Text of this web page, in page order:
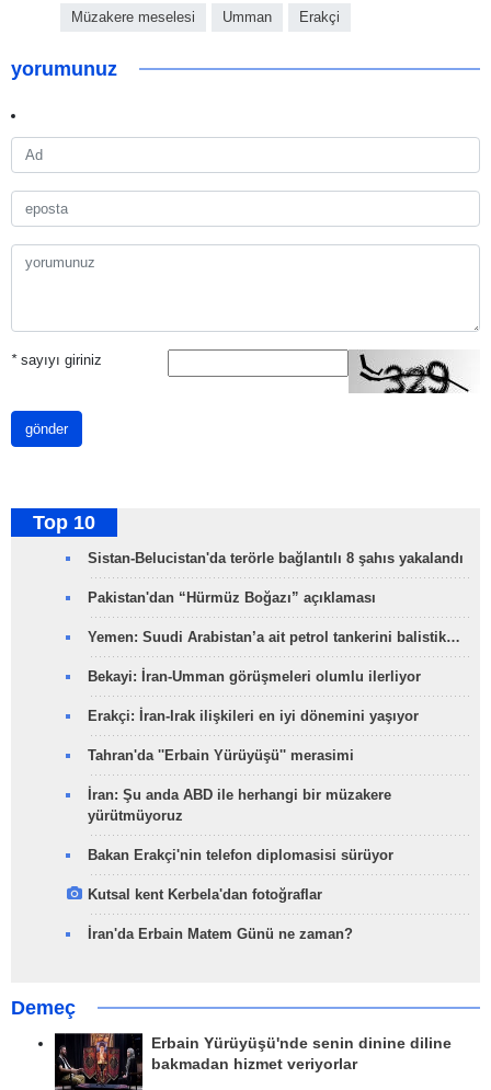
Müzakere meselesi Umman Erakçi
yorumunuz
*sayıyı giriniz
gönder
Top 10
Sistan-Belucistan'da terörle bağlantılı 8 şahıs yakalandı
Pakistan'dan “Hürmüz Boğazı” açıklaması
Yemen: Suudi Arabistan’a ait petrol tankerini balistik…
Bekayi: İran-Umman görüşmeleri olumlu ilerliyor
Erakçi: İran-Irak ilişkileri en iyi dönemini yaşıyor
Tahran'da ''Erbain Yürüyüşü'' merasimi
İran: Şu anda ABD ile herhangi bir müzakere
yürütmüyoruz
Bakan Erakçi'nin telefon diplomasisi sürüyor
Kutsal kent Kerbela'dan fotoğraflar
İran'da Erbain Matem Günü ne zaman?
Demeç
Erbain Yürüyüşü'nde senin dinine diline
bakmadan hizmet veriyorlar